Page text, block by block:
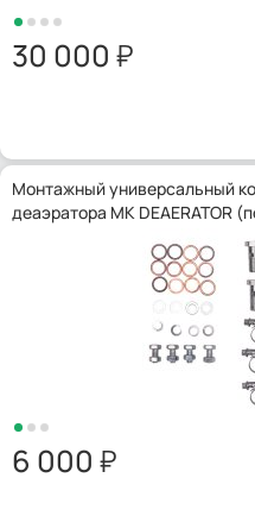
30 000
Монтажный универсальный
деаэратора МК DEAERATOR
6 000